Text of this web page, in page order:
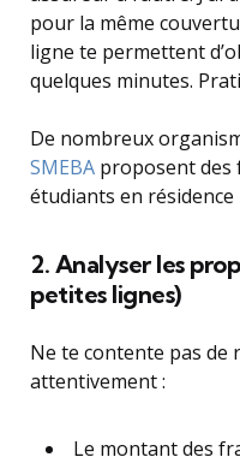
pour la même
ligne te permettent
quelques minutes.
De nombreux
SMEBA proposent des
étudiants en
2. Analyser les
petites lignes)
Ne te contente pas de
attentivement :
Le montant des